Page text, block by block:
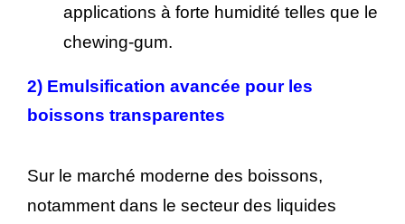
applications à forte humidité telles que le
chewing-gum.
2) Emulsification avancée pour les
boissons transparentes
Sur le marché moderne des boissons,
notamment dans le secteur des liquides